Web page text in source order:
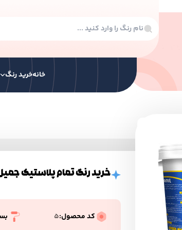
خانهخرید رنگ
رنگ الکیدی آکرولیک پایه آب
خرید رنگ تمام پلاستیک جمیل 12
کد محصول:5